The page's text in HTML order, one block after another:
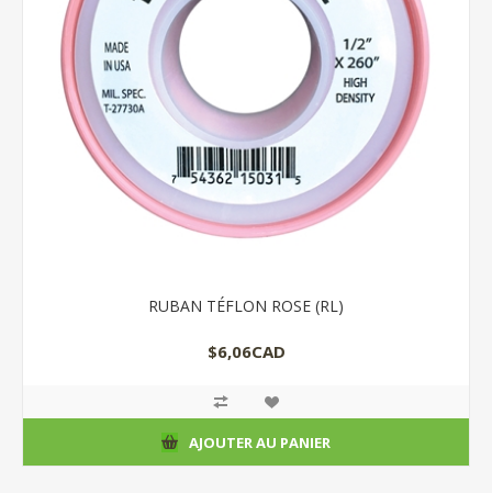
RUBAN TÉFLON ROSE (RL)
$6,06CAD
AJOUTER AU PANIER